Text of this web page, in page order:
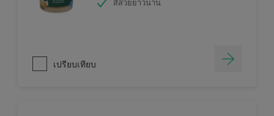
สีสวยยาวนาน
เปรียบเทียบ